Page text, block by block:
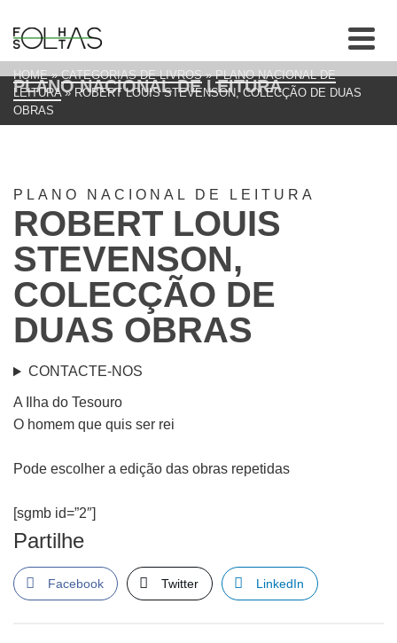
PLANO NACIONAL DE LEITURA
HOME » CATEGORIAS DE LIVROS » PLANO NACIONAL DE
LEITURA » ROBERT LOUIS STEVENSON, COLECÇÃO DE DUAS
OBRAS
PLANO NACIONAL DE LEITURA
ROBERT LOUIS
STEVENSON,
COLECÇÃO DE
DUAS OBRAS
CONTACTE-NOS
A Ilha do Tesouro
O homem que quis ser rei
Pode escolher a edição das obras repetidas
[sgmb id=”2″]
Partilhe
Facebook Twitter LinkedIn